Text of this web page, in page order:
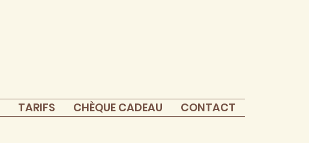
TARIFS CHÈQUE CADEAU CONTACT